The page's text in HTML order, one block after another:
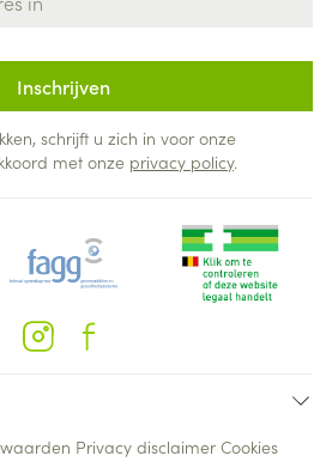
Inschrijven
schrijft u zich in voor onze
met onze privacy policy.
Privacy disclaimer Cookies